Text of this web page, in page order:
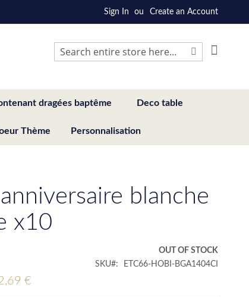
Sign In Create an Account
Search
dragées baptême Deco table
Thème Personnalisation
blanche
x10
€
OUT OF STOCK
SKU
ETC66-HOBI-BGA1404CI